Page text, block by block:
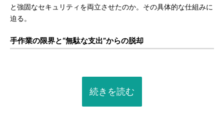
と強固なセキュリティを両立させたのか。その具体的な仕組みに
迫る。
手作業の限界と“無駄な支出”からの脱却
続きを読む